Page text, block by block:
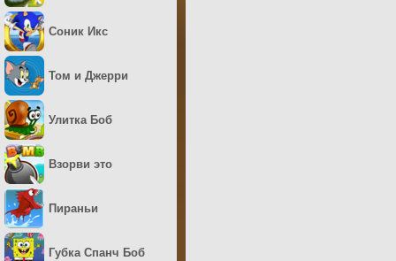
Соник Икс
Том и Джерри
Улитка Боб
Взорви это
Пираньи
Губка Спанч Боб